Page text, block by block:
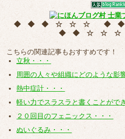
◆ ◆ ◆ ☆ ☆ ☆ ◆
◆ ◆ ☆ ☆
こちらの関連記事もおすすめです！
立秋・・・
周囲の人々や組織にどのような影
熱中症計・・・
軽い力でスラスラと書くことがで
２０回目のフェニックス・・・
ぬいぐるみ・・・